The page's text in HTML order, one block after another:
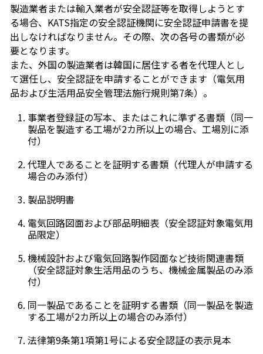
製造業者または輸入業者が安全認証等を取得しようとす
る場合、KATS指定の安全認証機関に安全認証申請書を提
出しなければなりません。その際、次の各号の書類が必
要となります。
また、外国の製造業者は韓国に居住する者を代理人とし
て選任し、安全認証を申請することができます（電気用
品および生活用品安全管理法施行規則第7条）。
事業者登録証の写本、またはこれに準ずる書類（同一
製品を製造する工場が2カ所以上の場合、工場別に添
付）
代理人であることを証明する書類（代理人が申請する
場合のみ添付）
製品説明書
電気回路図面および部品明細表（安全認証対象電気用
品限定）
機械設計および電気回路製作図面など技術関連書類
（安全認証対象生活用品のうち、機械金属製品のみ添
付）
同一製品であることを証明する書類（同一製品を製造
する工場が2カ所以上の場合のみ添付）
法律第9条第1項第1号による安全認証の表示見本